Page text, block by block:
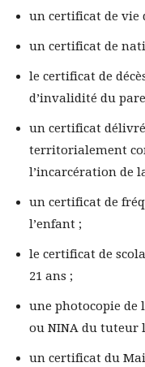
un certificat de vie
un certificat de
le certificat de
d’invalidité du
un certificat
territorialement
l’incarcération de
un certificat de
l’enfant ;
le certificat de
21 ans ;
une photocopie de
ou NINA du tuteur
un certificat du